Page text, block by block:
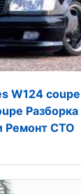
W124
Ремонт СТО